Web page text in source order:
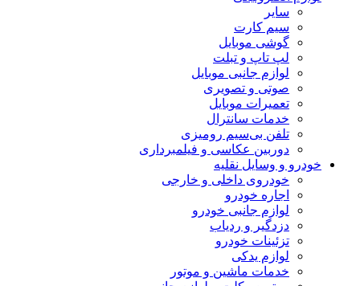
سایر
سیم کارت
گوشی موبایل
لپ تاپ و تبلت
لوازم جانبی موبایل
صوتی و تصویری
تعمیرات موبایل
خدمات سانترال
تلفن بی‌سیم رومیزی
دوربین عکاسی و فیلمبرداری
خودرو و وسایل نقلیه
خودروی داخلی و خارجی
اجاره خودرو
لوازم جانبی خودرو
دزدگیر و ردیاب
تزئینات خودرو
لوازم یدکی
خدمات ماشین و موتور